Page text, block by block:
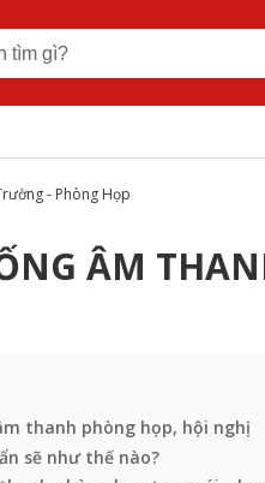
- Phòng Họp
ÂM
thanh phòng họp, hội nghị
sẽ như thế nào?